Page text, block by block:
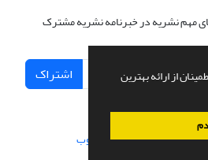
از ارائه بهترین
مهم نشریه در خبرنامه نشریه مشترک
اشتراک
طراحی و پیاده سازی از سیناوب